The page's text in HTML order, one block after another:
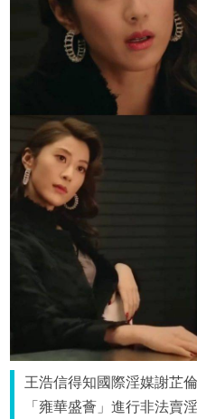
王浩信得知國際淫媒謝芷
「雍華盛薈」進行非法賣